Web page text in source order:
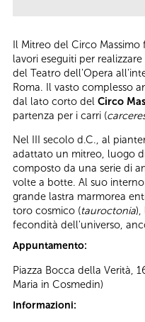
Il Mitreo del Circo
lavori eseguiti per
del Teatro dell'Opera
Roma. Il vasto complesso
dal lato corto del Circo
partenza per i carri (
Nel III secolo d.C., al
adattato un mitreo, luogo
composto da una serie di
volte a botte. Al suo
grande lastra marmorea
toro cosmico (tauroctonia),
fecondità dell'universo,
Appuntamento:
Piazza Bocca della Verità,
Maria in Cosmedin)
Informazioni: